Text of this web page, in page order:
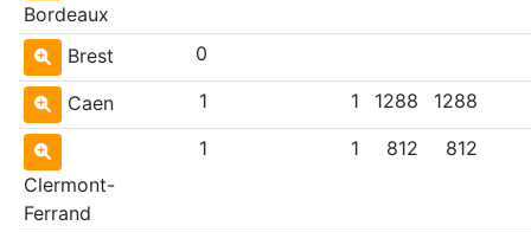
Bordeaux
Brest 0
Caen 1 1 1288 1288
Clermont-
Ferrand
1 1 812 812